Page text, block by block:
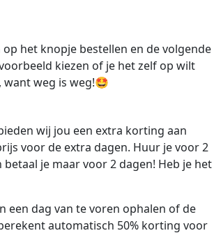
het knopje bestellen en de volgende
kiezen of je het zelf op wilt
want weg is weg!🤩
wij jou een extra korting aan
voor de extra dagen. Huur je voor 2
je maar voor 2 dagen! Heb je het
een dag van te voren ophalen of de
automatisch 50% korting voor